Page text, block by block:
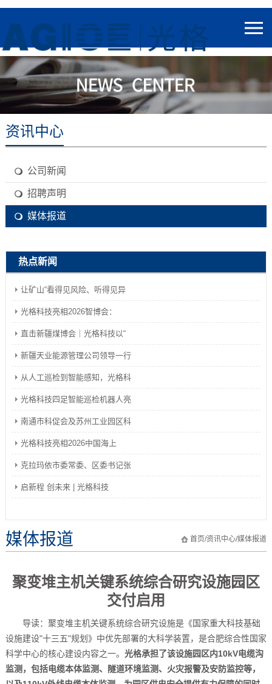
资讯中心
公司新闻
招聘声明
媒体报道
热点新闻
让矿山“看得见风险、听得见异
光格科技亮相2026智博会：
直击新疆煤博会｜光格科技以“
新疆天业能源管理公司领导一行
从人工巡检到智能感知，光格科
光格科技四足智能巡检机器人亮
南通市科促会及苏州工业园区科
光格科技亮相2026中国海上
克拉玛依市委常委、区委书记张
启新程 创未来 | 光格科技
首页/资讯中心/媒体报道
媒体报道
聚变堆主机关键系统综合研究设施园区
交付启用
导读：聚变堆主机关键系统综合研究设施是《国家重大科技基础
设施建设"十三五"规划》中优先部署的大科学装置，是合肥综合性国家
科学中心的核心建设内容之一。 光格承担了该设施园区内10kV电缆沟
监测，包括电缆本体监测、隧道环境监测、火灾报警及安防监控等，